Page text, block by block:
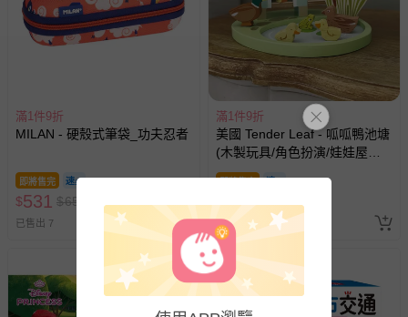
褲、紗布衣等）。
-接觸性孕哺產品（奶嘴、奶瓶、擠乳器、哺乳衣、托腹
帶束縛衣、餐搖椅等）。
-其他原廠盒裝商品封口處已貼上「不可拆封」，或具警
示字句等說明貼紙、封條者。
國際航空、客運、訂房等服務。
相關的退換貨辦理流程，可詳見：退換貨 & 退款問題
其他常見問題：
運送服務：目前提供的運送僅限台灣本島。如您位於離島地
區，可能會無法配送，或須依據商品需加收離島運費。廠商
亦保留出貨與否的權利。離島、偏遠地區、樓層親送等加價
費用，可能會另需加收。
滿1件9折
MILAN - 硬殼式筆袋_功夫忍者
即將售完
$531 $650
已售出 7
滿1件9折
美國 Tender Leaf - 呱呱鴨池塘
(木製玩具/角色扮演/娃娃屋配
件)
918
已售出 2